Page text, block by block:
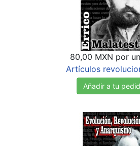
80,00 MXN por
Artículos
Añadir a tu